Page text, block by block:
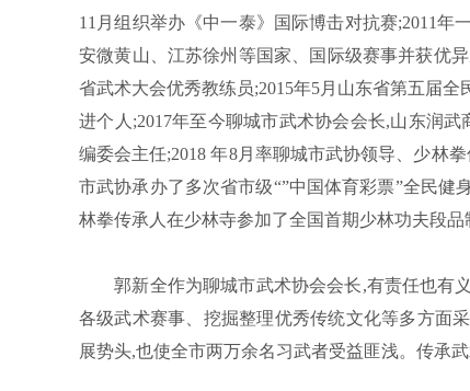
11月组织举办《中一泰》国际博击对抗赛;2011年
安微黄山、江苏徐州等国家、国际级赛事并获优
省武术大会优秀教练员;2015年5月山东省第五届
进个人;2017年至今聊城市武术协会会长,山东润
编委会主任;2018 年8月率聊城市武协领导、少林
市武协承办了多次省市级“”中国体育彩票”全民健
林拳传承人在少林寺参加了全国首期少林功夫段品
郭新全作为聊城市武术协会会长,有责任也有义
各级武术赛事、挖掘整理优秀传统文化等多方面
展势头,也使全市两万余名习武者受益匪浅。传承